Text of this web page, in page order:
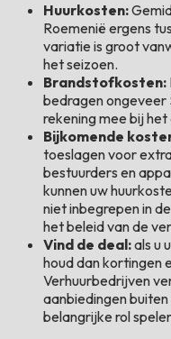
Huurkosten:
Roemenië ergens
variatie is groot
het seizoen.
Brandstofkosten:
bedragen ongeveer
rekening mee bij
Bijkomende
toeslagen voor
bestuurders en
kunnen uw
niet inbegrepen in
het beleid van de
Vind de deal:als u
houd dan kortingen
Verhuurbedrijven
aanbiedingen
belangrijke rol